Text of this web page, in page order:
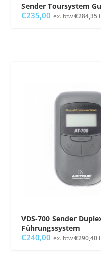
Sender Toursystem
€235,00 ex. btw€284,35
VDS-700 Sender
Führungssystem
€240,00 ex. btw€290,40